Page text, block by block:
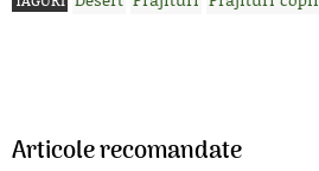
Articole recomandate